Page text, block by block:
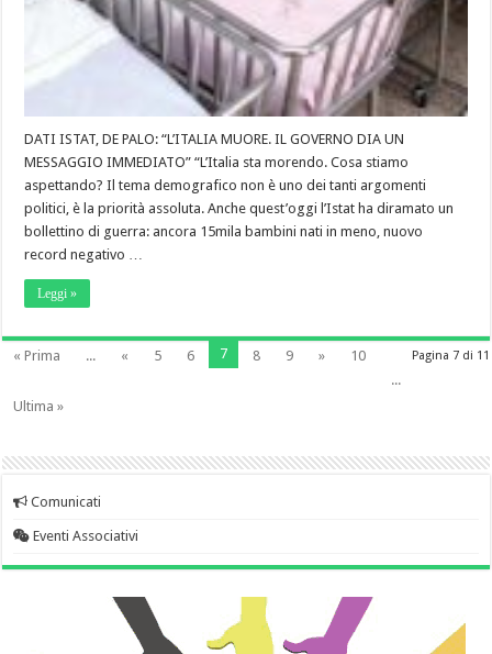
DATI ISTAT, DE PALO: “L’ITALIA MUORE. IL GOVERNO DIA UN
MESSAGGIO IMMEDIATO” “L’Italia sta morendo. Cosa stiamo
aspettando? Il tema demografico non è uno dei tanti argomenti
politici, è la priorità assoluta. Anche quest’oggi l’Istat ha diramato un
bollettino di guerra: ancora 15mila bambini nati in meno, nuovo
record negativo …
Leggi »
Pagina 7 di 11
« Prima ... « 5 6 7 8 9 »
10
...
Ultima »
Comunicati
Eventi Associativi